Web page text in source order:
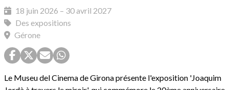
18 juin 2026 – 30 avril 2027
Des expositions
Gérone
Le Museu del Cinema de Girona présente l'exposition 'Joaquim